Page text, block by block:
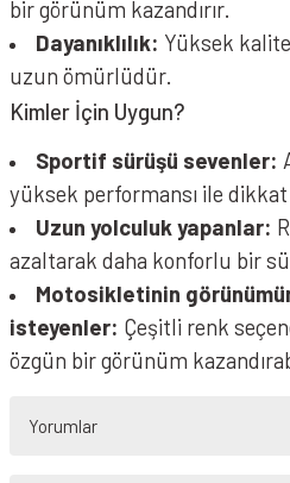
bir görünüm kazandırır.
Dayanıklılık: Yüksek
uzun ömürlüdür.
Kimler İçin Uygun?
Sportif sürüşü sevenler:
yüksek performansı ile
Uzun yolculuk yapanlar:
azaltarak daha konforlu bir
Motosikletinin
isteyenler: Çeşitli renk
özgün bir görünüm
Yorumlar